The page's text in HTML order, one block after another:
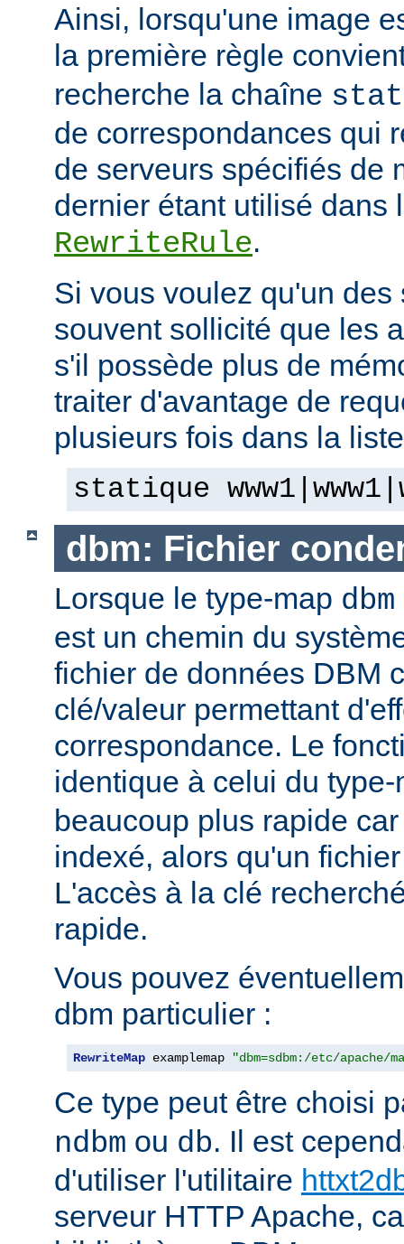
Ainsi, lorsqu'une image
la première règle
recherche la chaîne
de correspondances qui
de serveurs spécifiés de
dernier étant utilisé dans
RewriteRule.
Si vous voulez qu'un
souvent sollicité que les
s'il possède plus de
traiter d'avantage de
plusieurs fois dans la
statique
dbm: Fichier
Lorsque le type-map dbm
est un chemin du
fichier de données DBM
clé/valeur permettant
correspondance. Le
identique à celui du
beaucoup plus rapide
indexé, alors qu'un
L'accès à la clé
rapide.
Vous pouvez
dbm particulier :
RewriteMap examplemap "dbm=sdbm:/etc/apache/
Ce type peut être choisi
ndbm ou db. Il est
d'utiliser l'utilitaire
serveur HTTP Apache,